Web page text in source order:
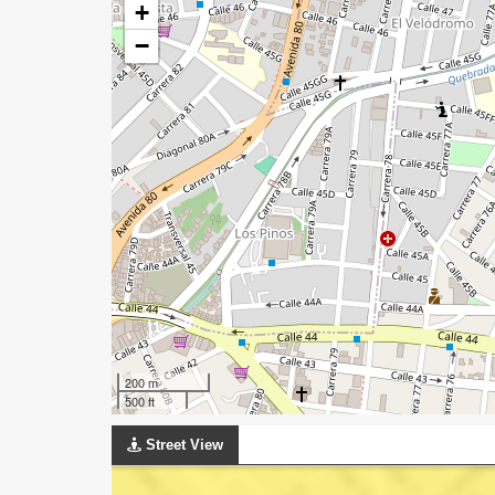
+
−
200 m
500 ft
Street View